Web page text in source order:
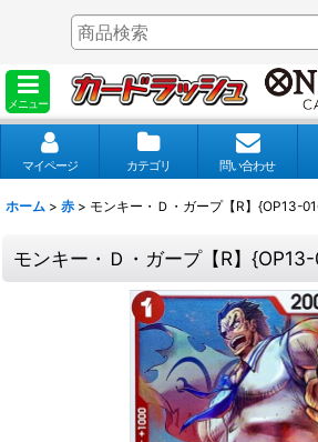
メニュー
マイページ カテゴリ 問い合わせ
ホーム > 赤 > モンキー・Ｄ・ガープ【R】{OP13-
モンキー・Ｄ・ガープ【R】